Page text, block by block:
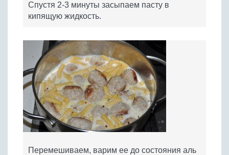
Спустя 2-3 минуты засыпаем пасту в
кипящую жидкость.
Перемешиваем, варим ее до состояния аль